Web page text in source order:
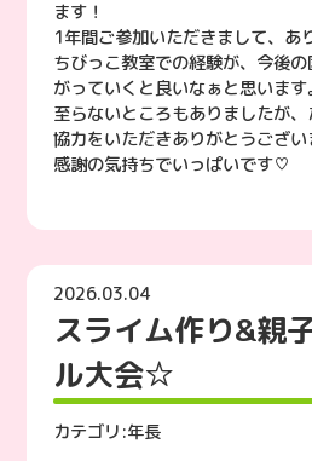
ます！
1年間ご参加いただきまして、
ちびっこ教室での経験が、今後
がっていくと良いなぁと思います。
至らないところもありましたが
協力をいただきありがとうござい
感謝の気持ちでいっぱいです♡
2026.03.04
スライム作り&親
ル大会☆
カテゴリ:年長